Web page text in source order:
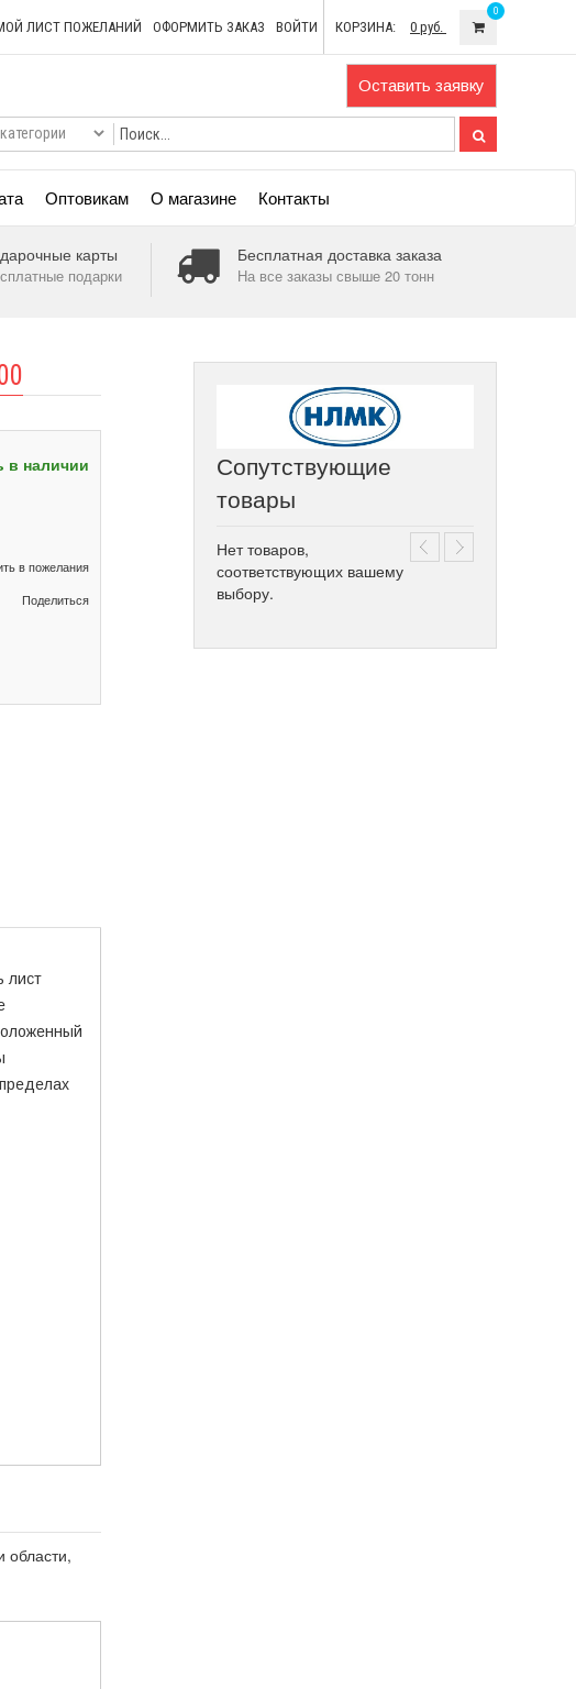
ЛИСТ ПОЖЕЛАНИЙ ОФОРМИТЬ ЗАКАЗ ВОЙТИ КОРЗИНА: 0 руб.
0
Оставить заявку
Оптовикам О магазине Контакты
карты
подарки
Бесплатная доставка заказа
На все заказы свыше 20 тонн
в наличии
в пожелания
Поделиться
лист
области,
Сопутствующие
товары
Нет товаров,
соответствующих вашему
выбору.